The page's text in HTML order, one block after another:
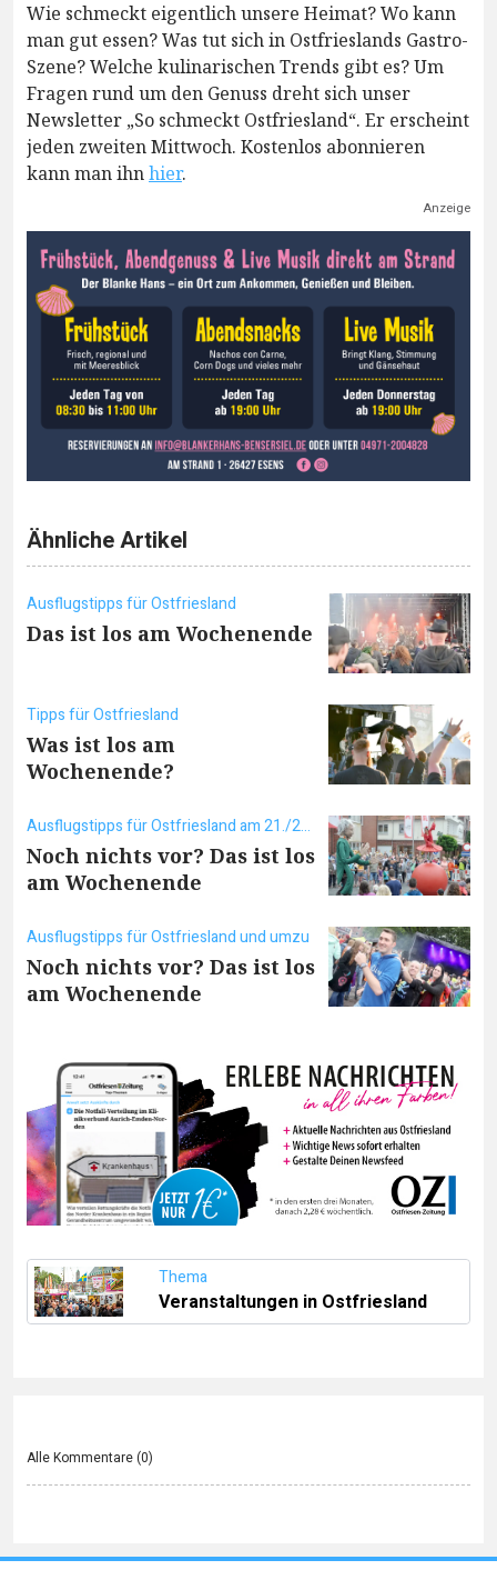
Wie schmeckt eigentlich unsere Heimat? Wo kann
man gut essen? Was tut sich in Ostfrieslands Gastro-
Szene? Welche kulinarischen Trends gibt es? Um
Fragen rund um den Genuss dreht sich unser
Newsletter „So schmeckt Ostfriesland“. Er erscheint
jeden zweiten Mittwoch. Kostenlos abonnieren
kann man ihnhier.
Anzeige
Ähnliche Artikel
Ausflugstipps für Ostfriesland
Das ist los am Wochenende
Tipps für Ostfriesland
Was ist los am
Wochenende?
Ausflugstipps für Ostfriesland am 21./22. Juni
Noch nichts vor? Das ist los
am Wochenende
Ausflugstipps für Ostfriesland und umzu
Noch nichts vor? Das ist los
am Wochenende
Thema
Veranstaltungen in Ostfriesland
Alle Kommentare (0)